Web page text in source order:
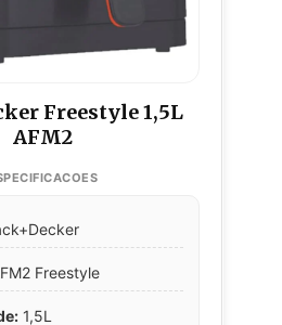
Freestyle 1,5L
AFM2
Freestyle
1,5L